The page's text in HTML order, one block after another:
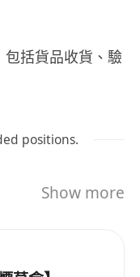
括貨品收貨、驗
期可追溯；
管匯報異常情
護措施；
positions.
Show more